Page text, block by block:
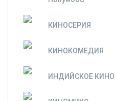
КИНОСЕРИЯ
КИНОКОМЕДИЯ
ИНДИЙСКОЕ КИНО